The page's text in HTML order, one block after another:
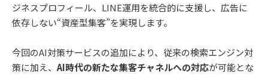
ジネスプロフィール、LINE運用を統合的に支援し、広告に
依存しない“資産型集客”を実現します。
今回のAI対策サービスの追加により、従来の検索エンジン対
策に加え、 AI時代の新たな集客チャネルへの対応が可能とな